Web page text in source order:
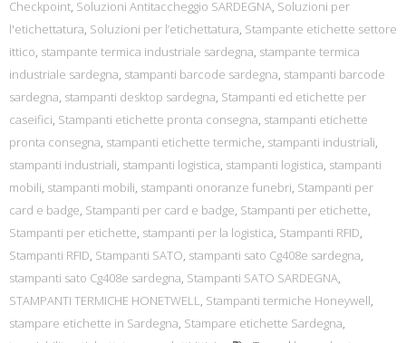
Checkpoint, Soluzioni Antitaccheggio SARDEGNA, Soluzioni per
l'etichettatura, Soluzioni per l’etichettatura, Stampante etichette settore
ittico, stampante termica industriale sardegna, stampante termica
industriale sardegna, stampanti barcode sardegna, stampanti barcode
sardegna, stampanti desktop sardegna, Stampanti ed etichette per
caseifici, Stampanti etichette pronta consegna, stampanti etichette
pronta consegna, stampanti etichette termiche, stampanti industriali,
stampanti industriali, stampanti logistica, stampanti logistica, stampanti
mobili, stampanti mobili, stampanti onoranze funebri, Stampanti per
card e badge, Stampanti per card e badge, Stampanti per etichette,
Stampanti per etichette, stampanti per la logistica, Stampanti RFID,
Stampanti RFID, Stampanti SATO, stampanti sato Cg408e sardegna,
stampanti sato Cg408e sardegna, Stampanti SATO SARDEGNA,
STAMPANTI TERMICHE HONETWELL, Stampanti termiche Honeywell,
stampare etichette in Sardegna, Stampare etichette Sardegna,